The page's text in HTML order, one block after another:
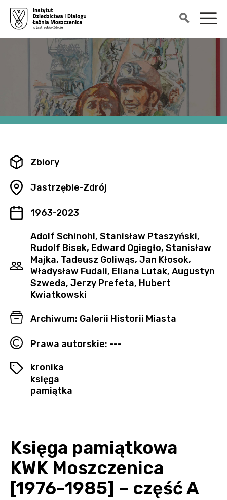
Księga pamiątkowa
KWK Moszczenica
[1976-1985] – część A
Zbiory
Jastrzębie-Zdrój
1963-2023
Adolf Schinohl, Stanisław Ptaszyński,
Rudolf Bisek, Edward Ogiegło, Stanisław
Majka, Tadeusz Goliwąs, Jan Kłosok,
Władysław Fudali, Eliana Lutak, Augustyn
Szweda, Jerzy Prefeta, Hubert
Kwiatkowski
Archiwum: Galerii Historii Miasta
Prawa autorskie: ---
kronika
księga
pamiątka